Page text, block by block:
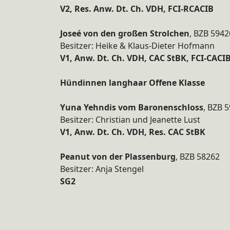
V2, Res. Anw. Dt. Ch. VDH, FCI-RCACIB
Joseé von den großen Strolchen, BZB
Besitzer: Heike & Klaus-Dieter Hofmann
V1, Anw. Dt. Ch. VDH, CAC StBK, FCI-CACIB
Hündinnen langhaar Offene Klasse
Yuna Yehndis vom Baronenschloss, BZB
Besitzer: Christian und Jeanette Lust
V1, Anw. Dt. Ch. VDH, Res. CAC StBK
Peanut von der Plassenburg, BZB 58262
Besitzer: Anja Stengel
SG2